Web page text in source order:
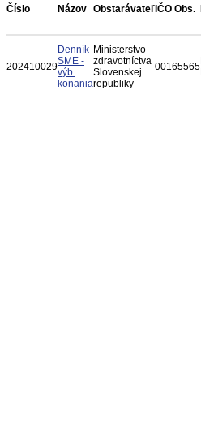
Číslo Názov Obstarávateľ IČO Obs.
202410029
Denník
SME -
výb.
konania
Ministerstvo
zdravotníctva
Slovenskej
republiky
00165565